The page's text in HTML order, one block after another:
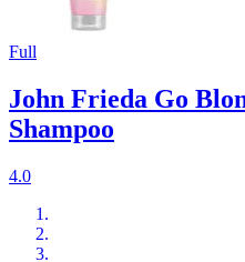
Full
John Frieda Go
Shampoo
4.0